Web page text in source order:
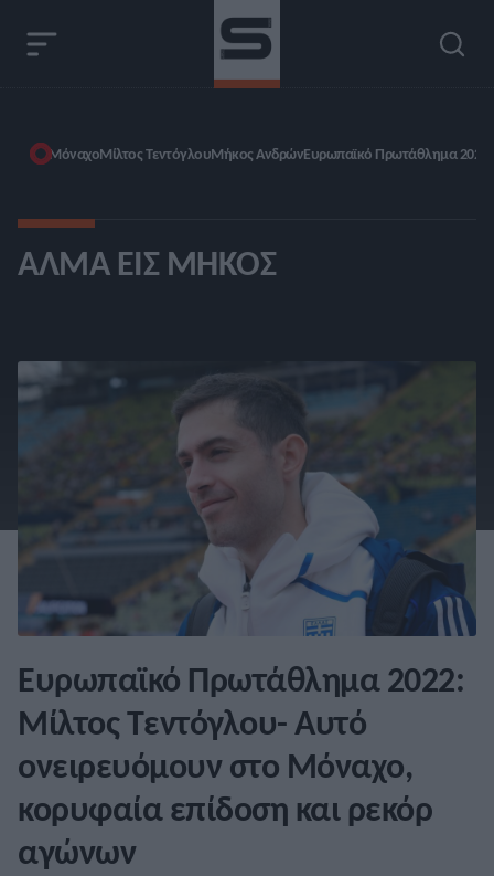
ΜόναχοΜίλτος ΤεντόγλουΜήκος ΑνδρώνΕυρωπαϊκό Πρωτάθλημα 2022
ΆΛΜΑ ΕΙΣ ΜΉΚΟΣ
Ευρωπαϊκό Πρωτάθλημα 2022:
Μίλτος Τεντόγλου- Αυτό
ονειρευόμουν στο Μόναχο,
κορυφαία επίδοση και ρεκόρ
αγώνων